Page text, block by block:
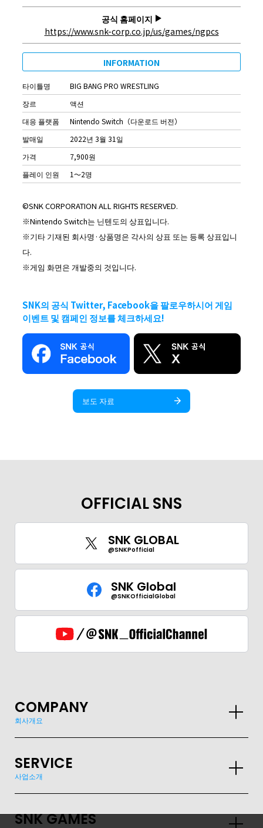
공식 홈페이지
https://www.snk-corp.co.jp/us/games/ngpcs
INFORMATION
타이틀명
BIG BANG PRO WRESTLING
장르
액션
대응 플랫폼
Nintendo Switch（다운로드 버전）
발매일
2022년 3월 31일
가격
7,900원
플레이 인원
1～2명
©SNK CORPORATION ALL RIGHTS RESERVED.
※Nintendo Switch는 닌텐도의 상표입니다.
※기타 기재된 회사명·상품명은 각사의 상표 또는 등록 상표입니
다.
※게임 화면은 개발중의 것입니다.
SNK의 공식 Twitter, Facebook을 팔로우하시어 게임
이벤트 및 캠페인 정보를 체크하세요!
보도 자료
OFFICIAL SNS
SNK GLOBAL
@SNKPofficial
SNK Global
@SNKOfficialGlobal
COMPANY
회사개요
SERVICE
사업소개
SNK GAMES